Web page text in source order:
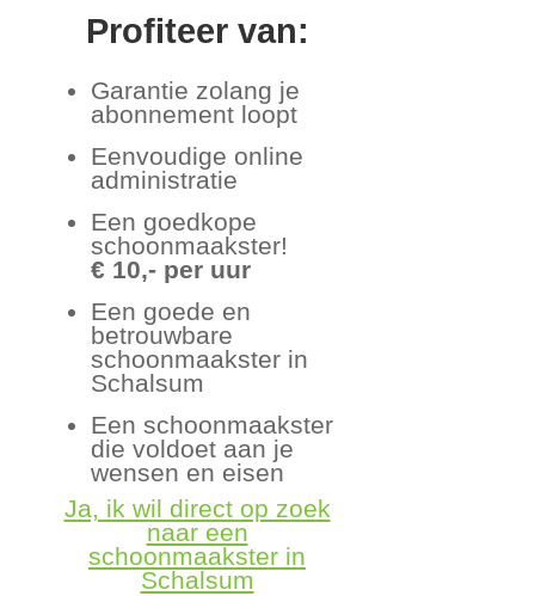
Profiteer van:
Garantie zolang je
abonnement loopt
Eenvoudige online
administratie
Een goedkope
schoonmaakster!
€ 10,- per uur
Een goede en
betrouwbare
schoonmaakster in
Schalsum
Een schoonmaakster
die voldoet aan je
wensen en eisen
Ja, ik wil direct op zoek
naar een
schoonmaakster in
Schalsum